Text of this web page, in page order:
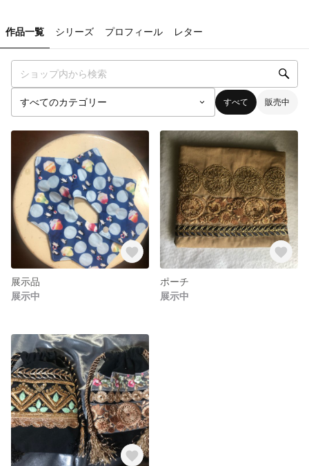
作品一覧 シリーズ プロフィール レター
すべて 販売中
展示品
展示中
ポーチ
展示中